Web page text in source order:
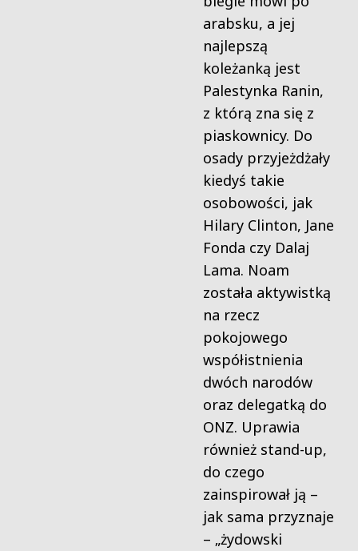
arabsku, a jej
najlepszą
koleżanką jest
Palestynka Ranin,
z którą zna się z
piaskownicy. Do
osady przyjeżdżały
kiedyś takie
osobowości, jak
Hilary Clinton, Jane
Fonda czy Dalaj
Lama. Noam
została aktywistką
na rzecz
pokojowego
współistnienia
dwóch narodów
oraz delegatką do
ONZ. Uprawia
również stand-up,
do czego
zainspirował ją –
jak sama przyznaje
– „żydowski